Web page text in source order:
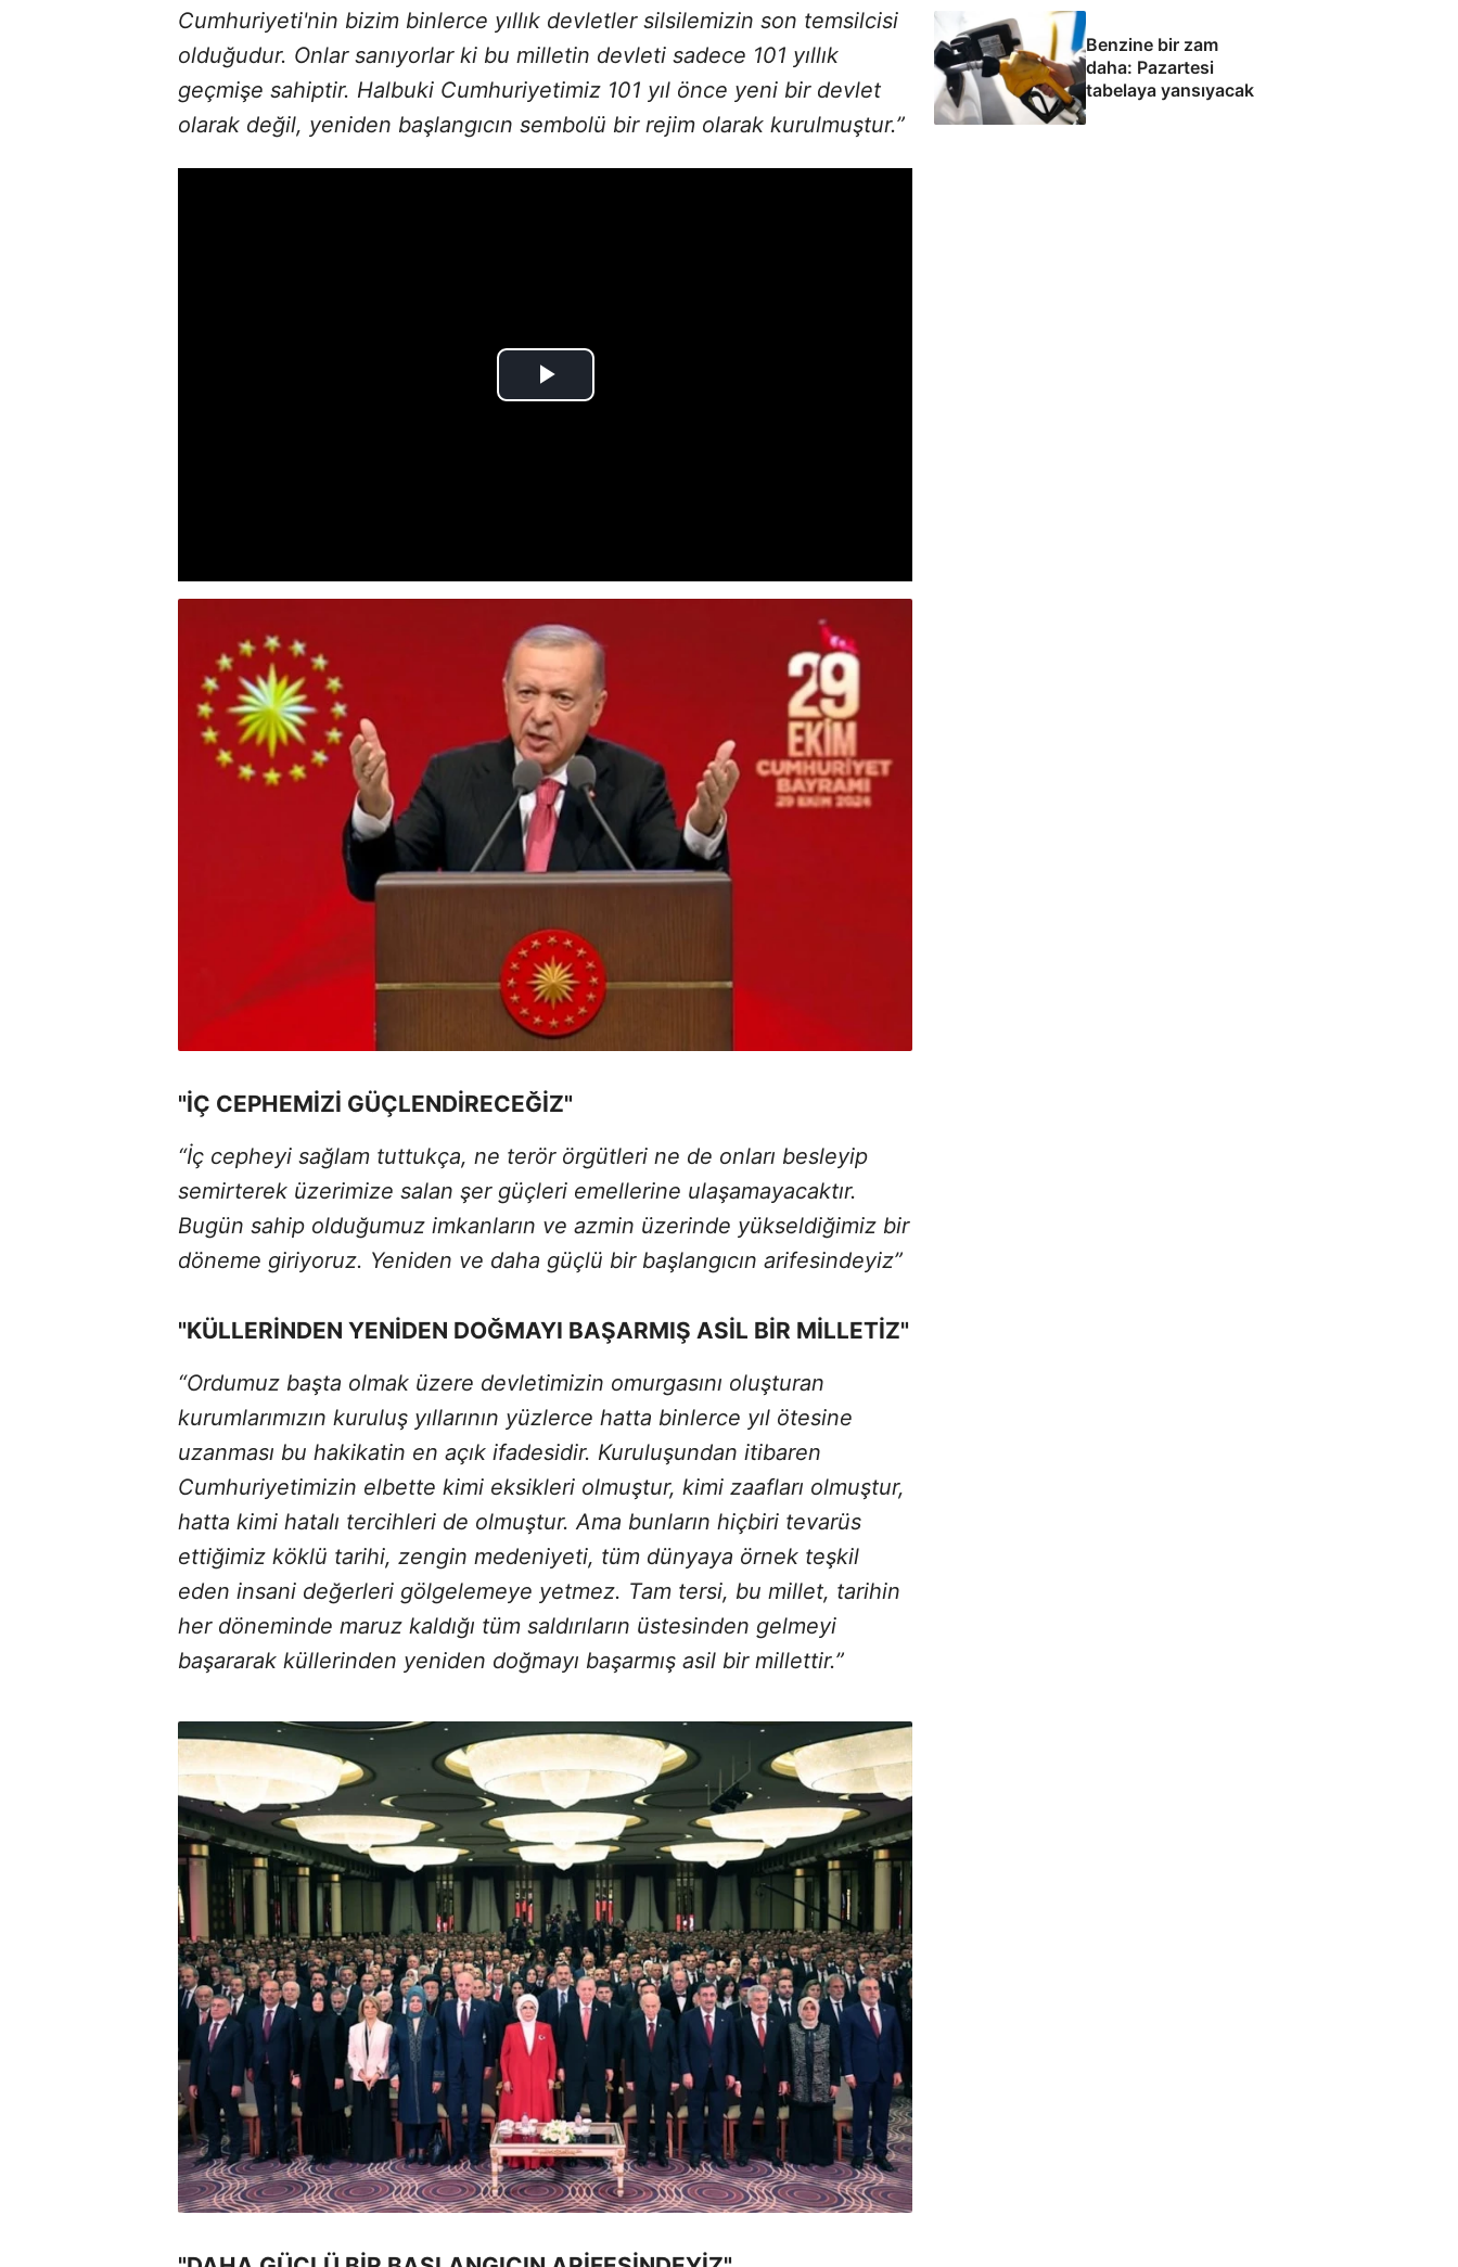
Cumhuriyeti'nin bizim binlerce yıllık devletler silsilemizin son temsilcisi
olduğudur. Onlar sanıyorlar ki bu milletin devleti sadece 101 yıllık
geçmişe sahiptir. Halbuki Cumhuriyetimiz 101 yıl önce yeni bir devlet
olarak değil, yeniden başlangıcın sembolü bir rejim olarak kurulmuştur.”
"İÇ CEPHEMİZİ GÜÇLENDİRECEĞİZ"
“İç cepheyi sağlam tuttukça, ne terör örgütleri ne de onları besleyip
semirterek üzerimize salan şer güçleri emellerine ulaşamayacaktır.
Bugün sahip olduğumuz imkanların ve azmin üzerinde yükseldiğimiz bir
döneme giriyoruz. Yeniden ve daha güçlü bir başlangıcın arifesindeyiz”
"KÜLLERİNDEN YENİDEN DOĞMAYI BAŞARMIŞ ASİL BİR MİLLETİZ"
“Ordumuz başta olmak üzere devletimizin omurgasını oluşturan
kurumlarımızın kuruluş yıllarının yüzlerce hatta binlerce yıl ötesine
uzanması bu hakikatin en açık ifadesidir. Kuruluşundan itibaren
Cumhuriyetimizin elbette kimi eksikleri olmuştur, kimi zaafları olmuştur,
hatta kimi hatalı tercihleri de olmuştur. Ama bunların hiçbiri tevarüs
ettiğimiz köklü tarihi, zengin medeniyeti, tüm dünyaya örnek teşkil
eden insani değerleri gölgelemeye yetmez. Tam tersi, bu millet, tarihin
her döneminde maruz kaldığı tüm saldırıların üstesinden gelmeyi
başararak küllerinden yeniden doğmayı başarmış asil bir millettir.”
Benzine bir zam
daha: Pazartesi
tabelaya yansıyacak